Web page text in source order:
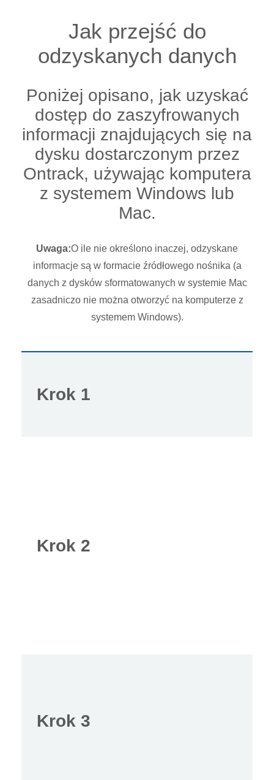
Jak przejść do
odzyskanych danych
Poniżej opisano, jak uzyskać
dostęp do zaszyfrowanych
informacji znajdujących się na
dysku dostarczonym przez
Ontrack, używając komputera
z systemem Windows lub
Mac.
Uwaga:O ile nie określono inaczej, odzyskane
informacje są w formacie źródłowego nośnika (a
danych z dysków sformatowanych w systemie Mac
zasadniczo nie można otworzyć na komputerze z
systemem Windows).
Krok 1
Krok 2
Krok 3